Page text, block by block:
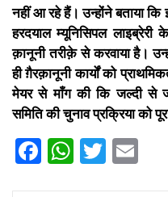
नहीं आ रहे हैं। उन्होंने बताया कि
हरदयाल म्यूनिसिपल
क़ानूनी तरीक़े से करवाया है।
ही ग़ैरक़ानूनी कार्यों को
मेयर से माँग की कि जल्दी से
समिति की चुनाव प्रक्रिया को
Facebook
WhatsApp
Twitter